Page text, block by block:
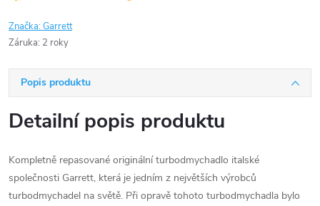
Značka:Garrett
Záruka: 2 roky
Popis produktu
Detailní popis produktu
Kompletně repasované originální turbodmychadlo italské
společnosti Garrett, která je jedním z největších výrobců
turbodmychadel na světě. Při opravě tohoto turbodmychadla bylo